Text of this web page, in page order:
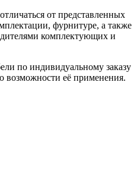
от представленных
фурнитуре, а также
комплектующих и
по индивидуальному заказу
возможности её применения.